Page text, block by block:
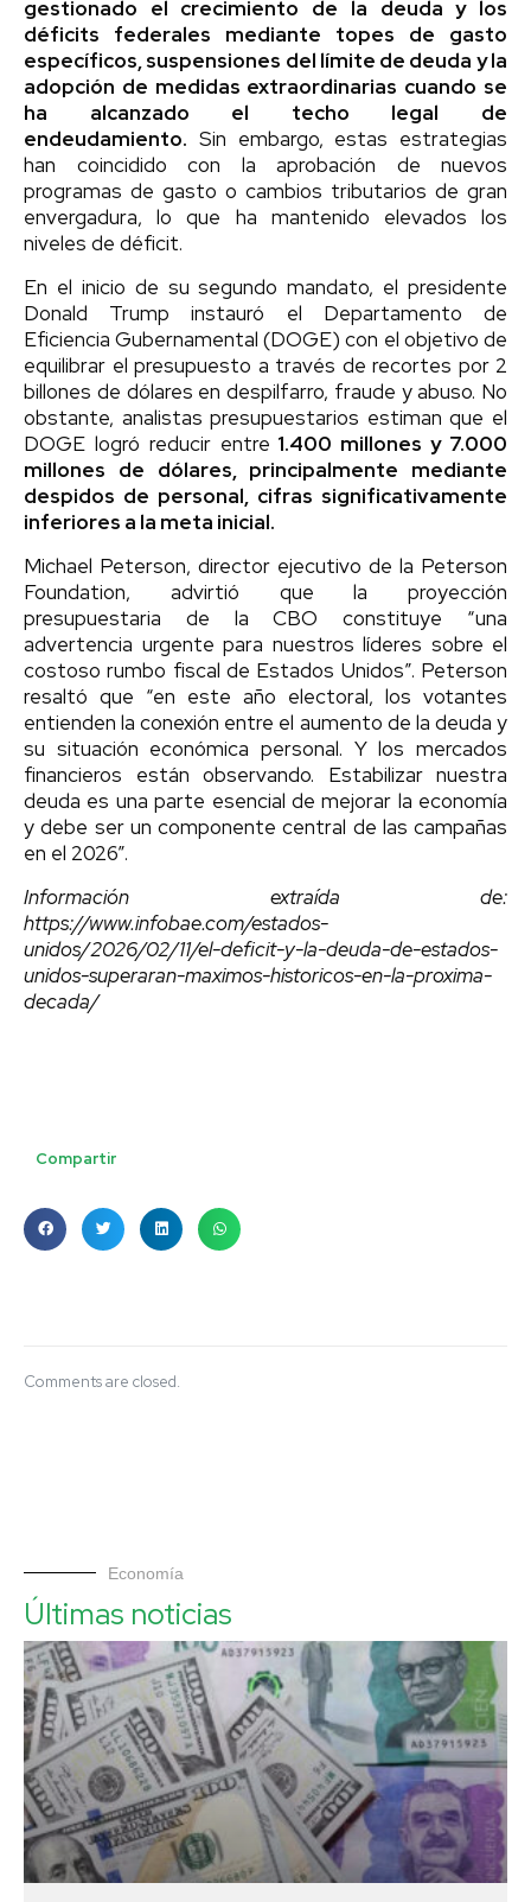
gestionado el crecimiento de la deuda y los
déficits federales mediante topes de gasto
específicos, suspensiones del límite de deuda y la
adopción de medidas extraordinarias cuando se
ha alcanzado el techo legal de
endeudamiento. Sin embargo, estas estrategias
han coincidido con la aprobación de nuevos
programas de gasto o cambios tributarios de gran
envergadura, lo que ha mantenido elevados los
niveles de déficit.
En el inicio de su segundo mandato, el presidente
Donald Trump instauró el Departamento de
Eficiencia Gubernamental (DOGE) con el objetivo de
equilibrar el presupuesto a través de recortes por 2
billones de dólares en despilfarro, fraude y abuso. No
obstante, analistas presupuestarios estiman que el
DOGE logró reducir entre 1.400 millones y 7.000
millones de dólares, principalmente mediante
despidos de personal, cifras significativamente
inferiores a la meta inicial.
Michael Peterson, director ejecutivo de la Peterson
Foundation, advirtió que la proyección
presupuestaria de la CBO constituye “una
advertencia urgente para nuestros líderes sobre el
costoso rumbo fiscal de Estados Unidos”. Peterson
resaltó que “en este año electoral, los votantes
entienden la conexión entre el aumento de la deuda y
su situación económica personal. Y los mercados
financieros están observando. Estabilizar nuestra
deuda es una parte esencial de mejorar la economía
y debe ser un componente central de las campañas
en el 2026”.
Información extraída de:
https://www.infobae.com/estados-
unidos/2026/02/11/el-deficit-y-la-deuda-de-estados-
unidos-superaran-maximos-historicos-en-la-proxima-
decada/
Compartir
Comments are closed.
Economía
Últimas noticias